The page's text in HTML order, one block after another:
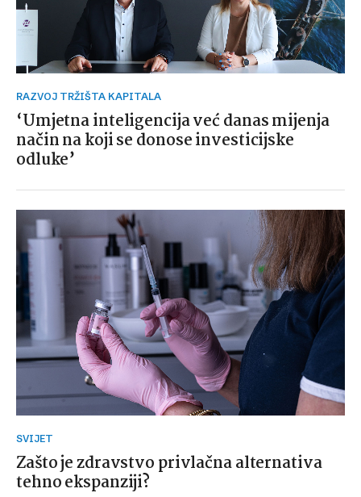
RAZVOJ TRŽIŠTA KAPITALA
‘Umjetna inteligencija već danas mijenja
način na koji se donose investicijske
odluke’
SVIJET
Zašto je zdravstvo privlačna alternativa
tehno ekspanziji?